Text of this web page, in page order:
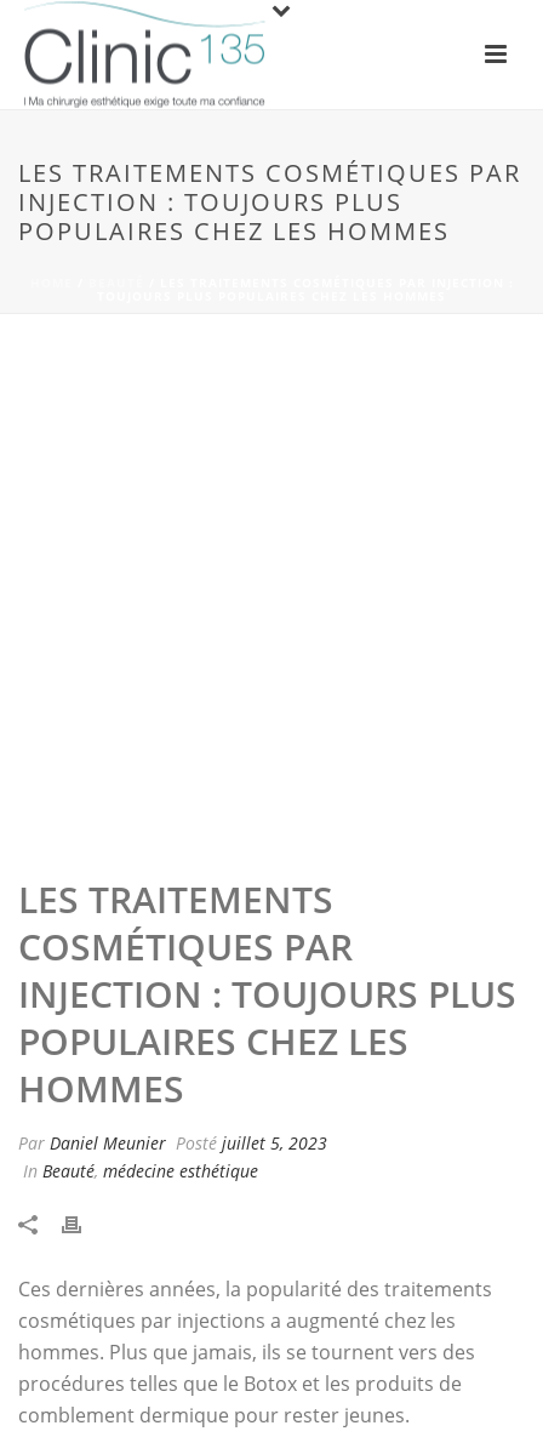
LES TRAITEMENTS COSMÉTIQUES PAR
INJECTION : TOUJOURS PLUS
POPULAIRES CHEZ LES HOMMES
LES TRAITEMENTS
COSMÉTIQUES PAR
INJECTION : TOUJOURS PLUS
POPULAIRES CHEZ LES
HOMMES
Par Daniel Meunier Posté juillet 5, 2023
In Beauté, médecine esthétique
Ces dernières années, la popularité des traitements
cosmétiques par injections a augmenté chez les
hommes. Plus que jamais, ils se tournent vers des
procédures telles que le Botox et les produits de
comblement dermique pour rester jeunes.